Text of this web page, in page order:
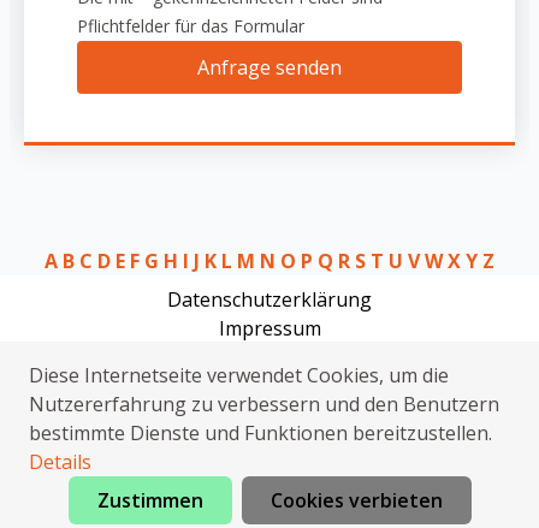
Pflichtfelder für das Formular
Anfrage senden
A B C D E F G H I J K L M N O P Q R S T U VWXY Z
Datenschutzerklärung
Impressum
Schlüsseldienst Jessen (Elster) Steinsdorf
Rohrreinigung Jessen (Elster) Steinsdorf
Sanitärhilfe Jessen (Elster) Steinsdorf
Wespen Jessen (Elster) Steinsdorf
Jetzt anrufen
Diese Internetseite verwendet Cookies, um die
Nutzererfahrung zu verbessern und den Benutzern
bestimmte Dienste und Funktionen bereitzustellen.
Details
Zustimmen
Cookies verbieten